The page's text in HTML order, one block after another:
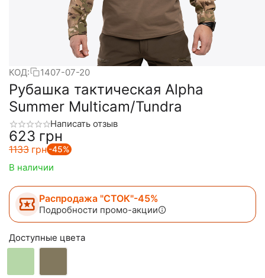
КОД: 1407-07-20
​Рубашка тактическая Alpha
Summer Multicam/Tundra
Написать отзыв
‍623‍ грн
‍1133‍ грн -45%
В наличии
Распродажа "СТОК"-45%
Подробности промо-акции
Доступные цвета